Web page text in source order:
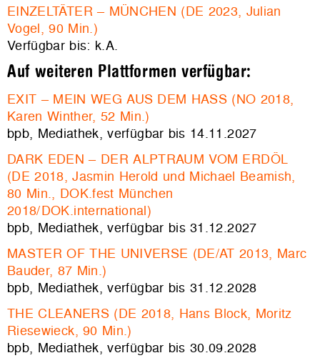
EINZELTÄTER – MÜNCHEN (DE 2023, Julian
Vogel, 90 Min.)
Verfügbar bis: k.A.
Auf weiteren Plattformen verfügbar:
EXIT – MEIN WEG AUS DEM HASS (NO 2018,
Karen Winther, 52 Min.)
bpb, Mediathek, verfügbar bis 14.11.2027
DARK EDEN – DER ALPTRAUM VOM ERDÖL
(DE 2018,Jasmin Herold und Michael Beamish,
80 Min., DOK.fest München
2018/DOK.international)
bpb, Mediathek, verfügbar bis 31.12.2027
MASTER OF THE UNIVERSE (DE/AT 2013, Marc
Bauder, 87 Min.)
bpb, Mediathek, verfügbar bis 31.12.2028
THE CLEANERS (DE 2018, Hans Block, Moritz
Riesewieck, 90 Min.)
bpb, Mediathek, verfügbar bis 30.09.2028